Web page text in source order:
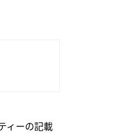
ィーの記載